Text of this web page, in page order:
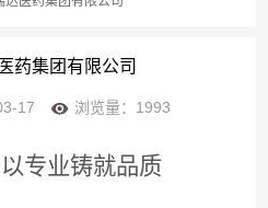
药集团有限公司
17 浏览量：1993
专业铸就品质